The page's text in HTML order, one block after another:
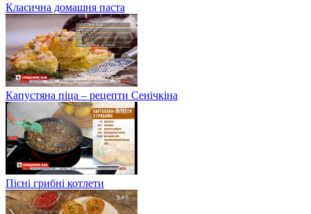
Класична домашня паста
Капустяна піца – рецепти Сенічкіна
Пісні грибні котлети